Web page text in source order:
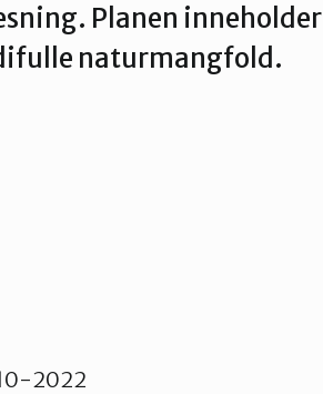
Planen inneholder
naturmangfold.
2022